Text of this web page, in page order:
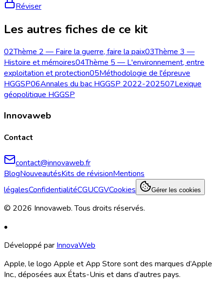
Réviser
Les autres fiches de ce kit
02Thème 2 — Faire la guerre, faire la paix03Thème 3 —
Histoire et mémoires04Thème 5 — L'environnement, entre
exploitation et protection05Méthodologie de l'épreuve
HGGSP06Annales du bac HGGSP 2022-202507Lexique
géopolitique HGGSP
Innovaweb
Contact
contact@innovaweb.fr
BlogNouveautésKits de révisionMentions
légalesConfidentialitéCGUCGVCookies Gérer les cookies
© 2026 Innovaweb.Tous droits réservés.
•
Développé par InnovaWeb
Apple, le logo Apple et App Store sont des marques d’Apple
Inc., déposées aux États-Unis et dans d’autres pays.